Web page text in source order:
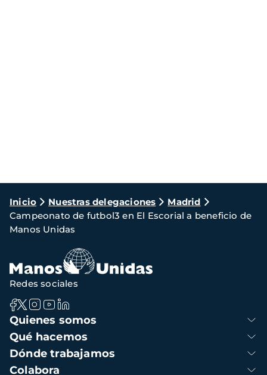
Ruta
de
navegación
Inicio Nuestras delegaciones
Madrid
Campeonato de futbol3 en El Escorial a beneficio de
Manos Unidas
Navegación
principal
Quienes somos
Qué hacemos
Dónde trabajamos
Colabora
Redes sociales